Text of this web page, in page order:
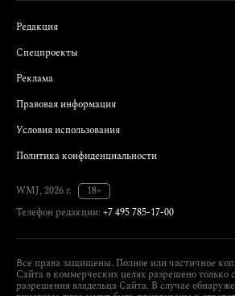
Редакция
Спецпроекты
Реклама
Правовая информация
Условия использования
Политика конфиденциальности
WMJ, 2026 г.
18+
Телефон редакции: +7 495 785-17-00
Все права защищены. Полное или частичное
Сайта в коммерческих целях разрешено только
разрешения владельца Сайта. В случае